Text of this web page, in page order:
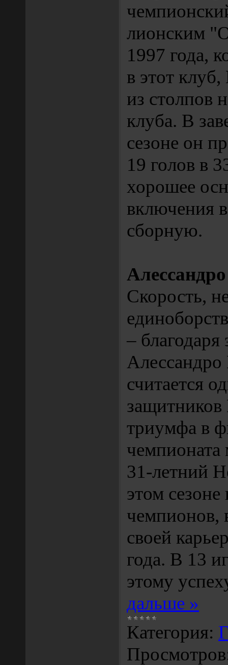
лионским
1997 года,
в этот
из столпов
клуба. В
сезоне он
19 голов в
хорошее
включения
сборную.
Скорость,
– благодаря
Алессандро
считается
триумфа в
чемпионата
31-летний
этом
чемпионов,
своей
года. В 13
этому
дальше »
Категория: